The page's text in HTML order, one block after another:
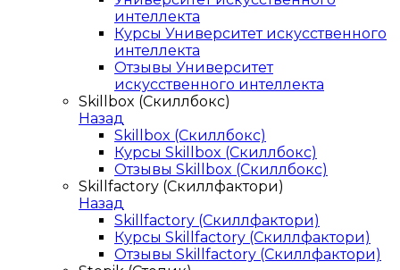
интеллекта
Курсы Университет искусственного
интеллекта
Отзывы Университет
искусственного интеллекта
Skillbox (Скиллбокс)
Назад
Skillbox (Скиллбокс)
Курсы Skillbox (Скиллбокс)
Отзывы Skillbox (Скиллбокс)
Skillfactory (Скиллфактори)
Назад
Skillfactory (Скиллфактори)
Курсы Skillfactory (Скиллфактори)
Отзывы Skillfactory (Скиллфактори)